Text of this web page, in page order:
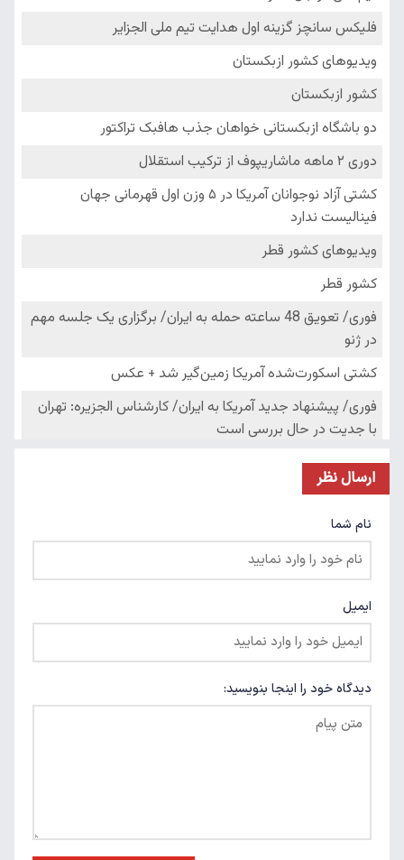
ارسال نظر
نام شما
ایمیل
دیدگاه خود را اینجا بنویسید: